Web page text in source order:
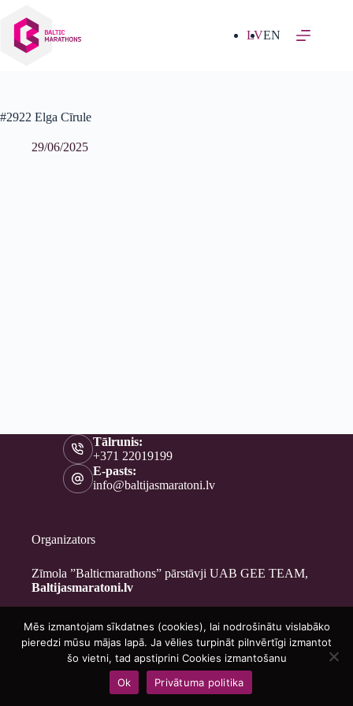
saturu
LVEN
#2922 Elga Cīrule
29/06/2025
Tālrunis:
+371 22019199
E-pasts:
info@baltijasmaratoni.lv
Organizators
Zīmola ”Balticmarathons” pārstāvji UAB GEE TEAM,
Baltijasmaratoni.lv
Kontakti
Par mums
Brīvprātīgajiem
Privātuma politika
Copyright © 2026 - Baltijasmaratoni.lv
Mēs izmantojam sīkdatnes (cookies), lai nodrošinātu vislabāko
pieredzi mūsu mājas lapā. Ja vēlies turpināt pilnvērtīgi izmantot
šo vietni, tad apstiprini Cookies izmantošanu
Ok
Privātuma politika